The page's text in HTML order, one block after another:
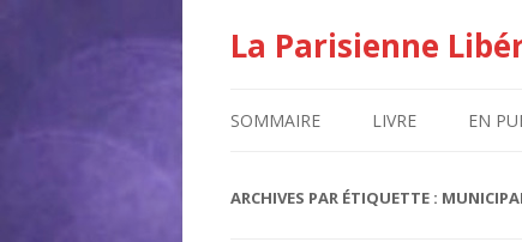
La Parisienne
SOMMAIRE LIVRE EN
ARCHIVES PAR ÉTIQUETTE :